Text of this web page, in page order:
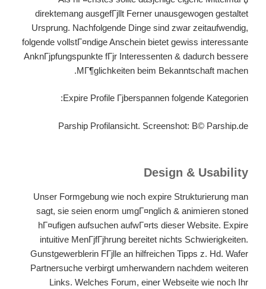
direktemang ausgefГјllt Ferner unausgewogen gestaltet
Ursprung. Nachfolgende Dinge sind zwar zeitaufwendig,
folgende vollstГ¤ndige Anschein bietet gewiss interessante
AnknГјpfungspunkte fГјr Interessenten & dadurch bessere
MГ¶glichkeiten beim Bekanntschaft machen.
Expire Profile Гјberspannen folgende Kategorien:
Parship Profilansicht. Screenshot: В© Parship.de
Design & Usability
Unser Formgebung wie noch expire Strukturierung man
sagt, sie seien enorm umgГ¤nglich & animieren stoned
hГ¤ufigen aufsuchen aufwГ¤rts dieser Website. Expire
intuitive MenГјfГјhrung bereitet nichts Schwierigkeiten.
Gunstgewerblerin FГјlle an hilfreichen Tipps z. Hd. Wafer
Partnersuche verbirgt umherwandern nachdem weiteren
Links. Welches Forum, einer Webseite wie noch Ihr